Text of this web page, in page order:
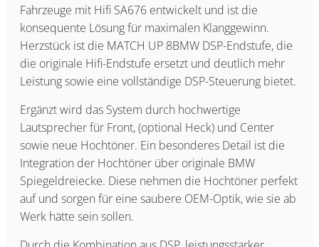
Fahrzeuge mit Hifi SA676 entwickelt und ist die
konsequente Lösung für maximalen Klanggewinn.
Herzstück ist die MATCH UP 8BMW DSP-Endstufe, die
die originale Hifi-Endstufe ersetzt und deutlich mehr
Leistung sowie eine vollständige DSP-Steuerung bietet.
Ergänzt wird das System durch hochwertige
Lautsprecher für Front, (optional Heck) und Center
sowie neue Hochtöner. Ein besonderes Detail ist die
Integration der Hochtöner über originale BMW
Spiegeldreiecke. Diese nehmen die Hochtöner perfekt
auf und sorgen für eine saubere OEM-Optik, wie sie ab
Werk hätte sein sollen.